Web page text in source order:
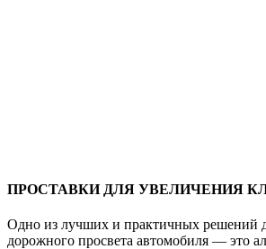
ПРОСТАВКИ ДЛЯ УВЕЛИЧЕНИЯ
Одно из лучших и практичных решений
дорожного просвета автомобиля — это